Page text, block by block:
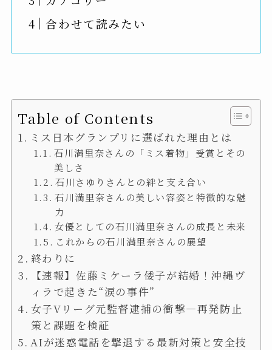
合わせて読みたい
Table of Contents
ミス日本グランプリに選ばれた理由とは
石川満里奈さんの「ミス着物」受賞とその
美しさ
石川さゆりさんとの絆と支え合い
石川満里奈さんの美しい容姿と特徴的な魅
力
女優としての石川満里奈さんの成長と未来
これからの石川満里奈さんの展望
終わりに
【速報】佐藤ミケーラ倭子が結婚！沖縄ヴ
ィラで起きた“涙の事件”
女子Vリーグ元監督逮捕の衝撃—再発防止
策と課題を検証
AIが迷惑電話を撃退する最新対策と安全技